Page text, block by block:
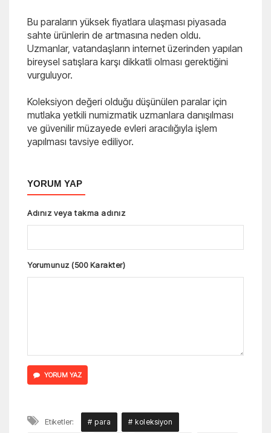
Bu paraların yüksek fiyatlara ulaşması piyasada
sahte ürünlerin de artmasına neden oldu.
Uzmanlar, vatandaşların internet üzerinden yapılan
bireysel satışlara karşı dikkatli olması gerektiğini
vurguluyor.
Koleksiyon değeri olduğu düşünülen paralar için
mutlaka yetkili numizmatik uzmanlara danışılması
ve güvenilir müzayede evleri aracılığıyla işlem
yapılması tavsiye ediliyor.
YORUM YAP
Adınız veya takma adınız
Yorumunuz (500 Karakter)
YORUM YAZ
Etiketler: # para # koleksiyon